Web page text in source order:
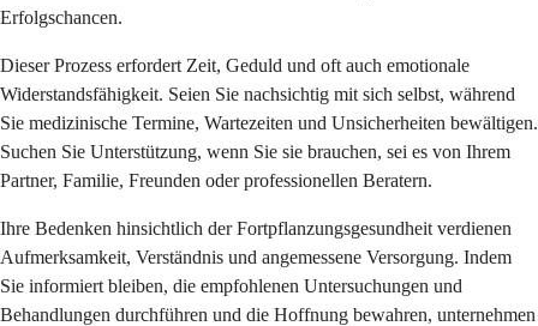
Erfolgschancen.
Dieser Prozess erfordert Zeit, Geduld und oft auch emotionale
Widerstandsfähigkeit. Seien Sie nachsichtig mit sich selbst, während
Sie medizinische Termine, Wartezeiten und Unsicherheiten bewältigen.
Suchen Sie Unterstützung, wenn Sie sie brauchen, sei es von Ihrem
Partner, Familie, Freunden oder professionellen Beratern.
Ihre Bedenken hinsichtlich der Fortpflanzungsgesundheit verdienen
Aufmerksamkeit, Verständnis und angemessene Versorgung. Indem
Sie informiert bleiben, die empfohlenen Untersuchungen und
Behandlungen durchführen und die Hoffnung bewahren, unternehmen